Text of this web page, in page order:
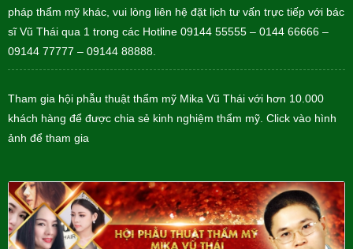
pháp thẩm mỹ khác, vui lòng liên hệ đặt lịch tư vấn trực tiếp với bác
sĩ Vũ Thái qua 1 trong các Hotline 09144 55555 – 0144 66666 –
09144 77777 – 09144 88888.
Tham gia hội phẫu thuật thẩm mỹ Mika Vũ Thái với hơn 10.000
khách hàng để được chia sẻ kinh nghiệm thẩm mỹ. Click vào hình
ảnh để tham gia